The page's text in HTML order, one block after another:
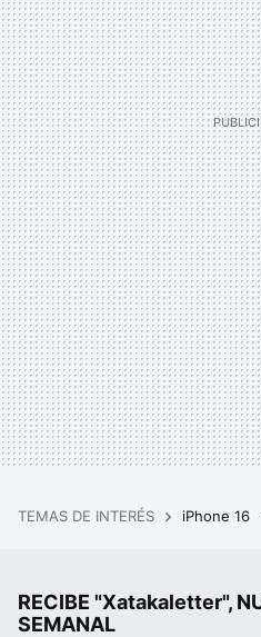
TEMAS DE INTERÉS iPhone 16
RECIBE "Xatakaletter",
SEMANAL